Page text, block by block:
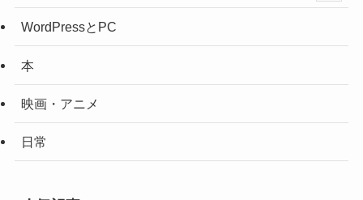
WordPressとPC
本
映画・アニメ
日常